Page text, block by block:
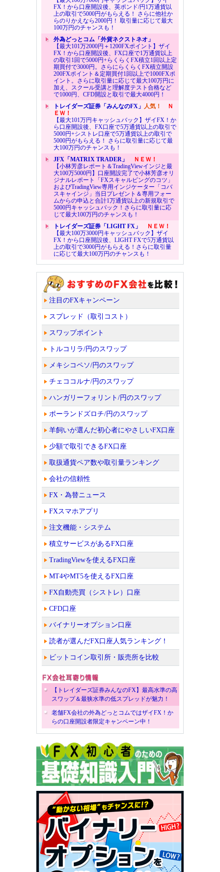
FX！から口座開設後、英ポンド/円1万通貨以
上の取引で5000円がもらえる！ さらに他社か
らのりかえなら2000円！ 取引量に応じて最大
100万円のチャンスも！
外為どっとコム「外貨ネクストネオ」
【最大101万2000円＋1200FXポイント】ザイ
FX！から口座開設後、FX口座で1万通貨以上
の取引1回で5000円+らくらくFX積立1回以上定
期買付で3000円。さらにらくらくFX積立開設
200FXポイント＆定期買付1回以上で1000FXポ
イント。さらに取引量に応じて最大100万円に
加え、スクール受講と理解度テスト合格など
で1000円、CFD開設と取引で最大4000円！
トレイダーズ証券「みんなのFX」 人気！
Ｎ
ＥＷ！
【最大101万円キャッシュバック】ザイFX！か
ら口座開設後、FX口座で5万通貨以上の取引で
5000円+シストレ口座で5万通貨以上の取引で
5000円がもらえる！ さらに取引量に応じて最
大100万円のチャンスも！
JFX「MATRIX TRADER」
ＮＥＷ！
【小林芳彦レポート＆TradingViewインジと最
大100万5000円】口座開設完了で小林芳彦オリ
ジナルレポート「FXスキャルピングのコツ」
およびTradingView専用インジケーター「コバ
スキャインジ」当日プレゼント＆専用フォー
ムからの申込と合計1万通貨以上の新規取引で
5000円キャッシュバック！さらに取引量に応
じて最大100万円のチャンスも！
トレイダーズ証券「LIGHT FX」
ＮＥＷ！
【最大100万3000円キャッシュバック】ザイ
FX！から口座開設後、LIGHT FXで5万通貨以
上の取引で3000円がもらえる！さらに取引量
に応じて最大100万円のチャンスも！
注目のFXキャンペーン
スプレッド（取引コスト）
スワップポイント
トルコリラ/円のスワップ
メキシコペソ/円のスワップ
チェココルナ/円のスワップ
ハンガリーフォリント/円のスワップ
ポーランドズロチ/円のスワップ
羊飼いが選んだ初心者にやさしいFX口座
少額で取引できるFX口座
取扱通貨ペア数や取引量ランキング
会社の信頼性
FX・為替ニュース
FXスマホアプリ
注文機能・システム
積立サービスがあるFX口座
TradingViewを使えるFX口座
MT4やMT5を使えるFX口座
FX自動売買（シストレ）口座
CFD口座
バイナリーオプション口座
読者が選んだFX口座人気ランキング！
ビットコイン取引所・販売所を比較
【トレイダーズ証券みんなのFX】最高水準の高
スワップ＆最狭水準の低スプレッドが魅力！
老舗FX会社の外為どっとコムではザイFX！か
らの口座開設者限定キャンペーン中！